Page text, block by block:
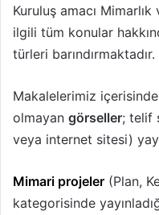
Kuruluş amacı
ilgili tüm konular
türleri barındırmaktadır.
Makalelerimiz
olmayan görseller; telif
veya internet sitesi)
Mimari projeler (Plan,
kategorisinde